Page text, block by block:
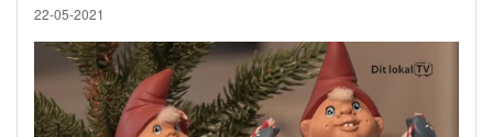
22-05-2021